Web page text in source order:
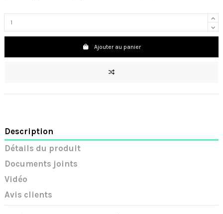
Ajouter au panier
Description
Détails du produit
Documents joints
Vidéo
Avis clients